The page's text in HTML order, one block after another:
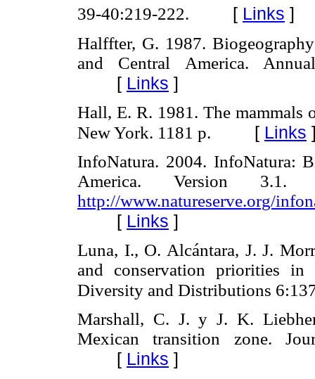
39-40:219-222.
[ Links ]
Halffter, G. 1987.
and Central America.
[ Links ]
Hall, E. R. 1981. The
New York. 1181 p.
[ Links
InfoNatura. 2004. InfoNatura:
America. Version 3.1.
http://www.natureserve.org/
[ Links ]
Luna, I., O. Alcántara, J. J.
and conservation priorities
Diversity and Distributions
Marshall, C. J. y J. K.
Mexican transition zone.
[ Links ]